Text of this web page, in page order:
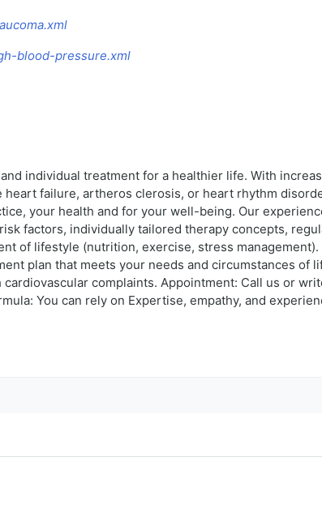
blood-pressure.xml
individual treatment for a healthier life. With
failure, artheros clerosis, or heart rhythm
your health and for your well-being. Our
factors, individually tailored therapy concepts,
of lifestyle (nutrition, exercise, stress
plan that meets your needs and circumstances of
complaints. Appointment: Call us or
You can rely on Expertise, empathy, and